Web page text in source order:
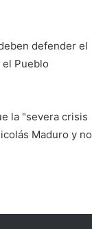
defender el
Pueblo
la "severa crisis
Maduro y no